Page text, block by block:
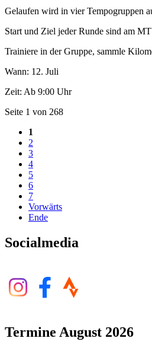
Gelaufen wird in vier Tempogruppen
Start und Ziel jeder Runde sind am
Trainiere in der Gruppe, sammle
Wann: 12. Juli
Zeit: Ab 9:00 Uhr
Seite 1 von 268
1
2
3
4
5
6
7
Vorwärts
Ende
Socialmedia
Termine August 2026